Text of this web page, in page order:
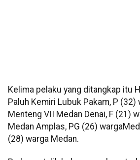
Kelima pelaku yang ditangkap itu
Paluh Kemiri Lubuk Pakam, P (32)
Menteng VII Medan Denai, F (21)
Medan Amplas, PG (26)
(28) warga Medan.